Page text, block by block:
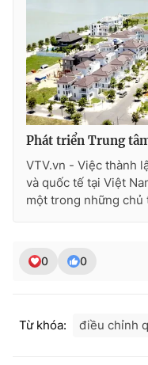
VTV Sức khoẻ
Thị trường 24h
VTV4
VTV9
Liên hệ tòa soạn
Phát triển Trung
VTV.vn - Việc thành
và quốc tế tại Việt
một trong những
0 0
Từ khóa: điều chỉnh